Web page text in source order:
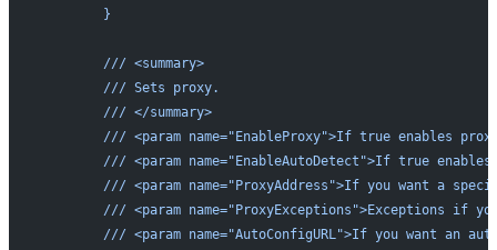
        }
        /// <summary>
        /// Sets proxy.
        /// </summary>
/// <param name="EnableProxy">If true enables
/// <param name="EnableAutoDetect">If true
/// <param name="ProxyAddress">If you want a
/// <param name="ProxyExceptions">Exceptions if
/// <param name="AutoConfigURL">If you want an